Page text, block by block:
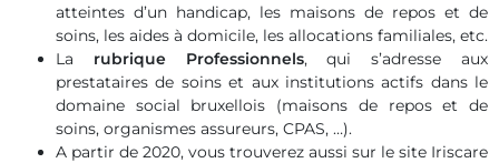
atteintes d’un handicap, les maisons de repos et de
soins, les aides à domicile, les allocations familiales, etc.
La rubrique Professionnels, qui s’adresse aux
prestataires de soins et aux institutions actifs dans le
domaine social bruxellois (maisons de repos et de
soins, organismes assureurs, CPAS, …).
A partir de 2020, vous trouverez aussi sur le site Iriscare